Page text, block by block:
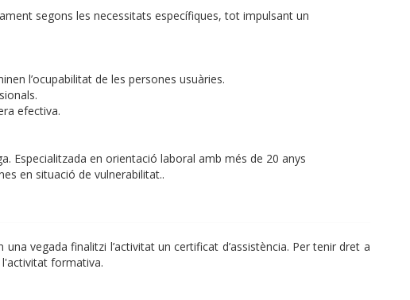
segons les necessitats específiques, tot impulsant un
l’ocupabilitat de les persones usuàries.
efectiva.
Especialitzada en orientació laboral amb més de 20 anys
en situació de vulnerabilitat..
vegada finalitzi l’activitat un certificat d’assistència. Per tenir dret a
formativa.